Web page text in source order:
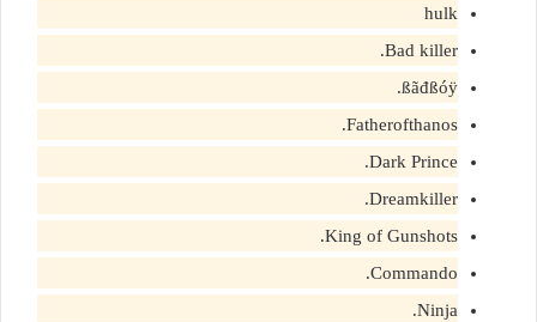
hulk
Bad killer.
ßãđßóÿ.
Fatherofthanos.
Dark Prince.
Dreamkiller.
King of Gunshots.
Commando.
Ninja.